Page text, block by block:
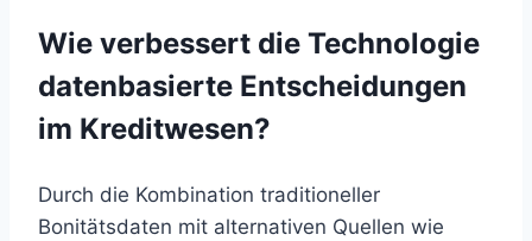
Wie verbessert die Technologie
datenbasierte Entscheidungen
im Kreditwesen?
Durch die Kombination traditioneller
Bonitätsdaten mit alternativen Quellen wie